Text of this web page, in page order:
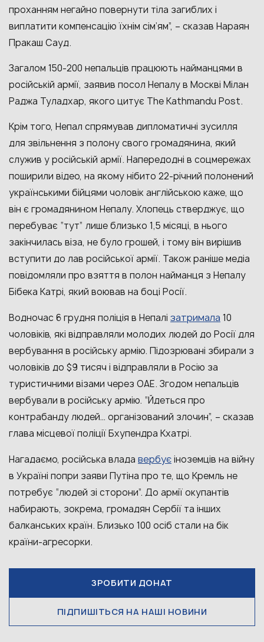
проханням негайно повернути тіла загиблих і
виплатити компенсацію їхнім сім’ям”, – сказав Нараян
Пракаш Сауд.
Загалом 150-200 непальців працюють найманцями в
російській армії, заявив посол Непалу в Москві Мілан
Раджа Туладхар, якого цитує The Kathmandu Post.
Крім того, Непал спрямував дипломатичні зусилля
для звільнення з полону свого громадянина, який
служив у російській армії. Напередодні в соцмережах
поширили відео, на якому нібито 22-річний полонений
українськими бійцями чоловік англійською каже, що
він є громадянином Непалу. Хлопець стверджує, що
перебуває “тут” лише близько 1,5 місяці, в нього
закінчилась віза, не було грошей, і тому він вирішив
вступити до лав російської армії. Також раніше медіа
повідомляли про взяття в полон найманця з Непалу
Бібека Катрі, який воював на боці Росії.
Водночас 6 грудня поліція в Непалі затримала 10
чоловіків, які відправляли молодих людей до Росії для
вербування в російську армію. Підозрювані збирали з
чоловіків до $9 тисяч і відправляли в Росію за
туристичними візами через ОАЕ. Згодом непальців
вербували в російську армію. “Йдеться про
контрабанду людей… організований злочин”, – сказав
глава місцевої поліції Бхупендра Кхатрі.
Нагадаємо, російська влада вербуєіноземців на війну
в Україні попри заяви Путіна про те, що Кремль не
потребує “людей зі сторони”. До армії окупантів
набирають, зокрема, громадян Сербії та інших
балканських країн. Близько 100 осіб стали на бік
країни-агресорки.
ЗРОБИТИ ДОНАТ
ПІДПИШІТЬСЯ НА НАШІ НОВИНИ